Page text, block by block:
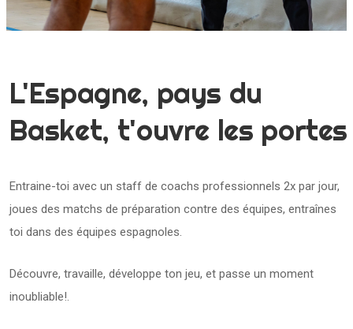
L'Espagne, pays du
Basket, t'ouvre les portes
Entraine-toi avec un staff de coachs professionnels 2x par jour,
joues des matchs de préparation contre des équipes, entraînes
toi dans des équipes espagnoles.
Découvre, travaille, développe ton jeu, et passe un moment
inoubliable!.